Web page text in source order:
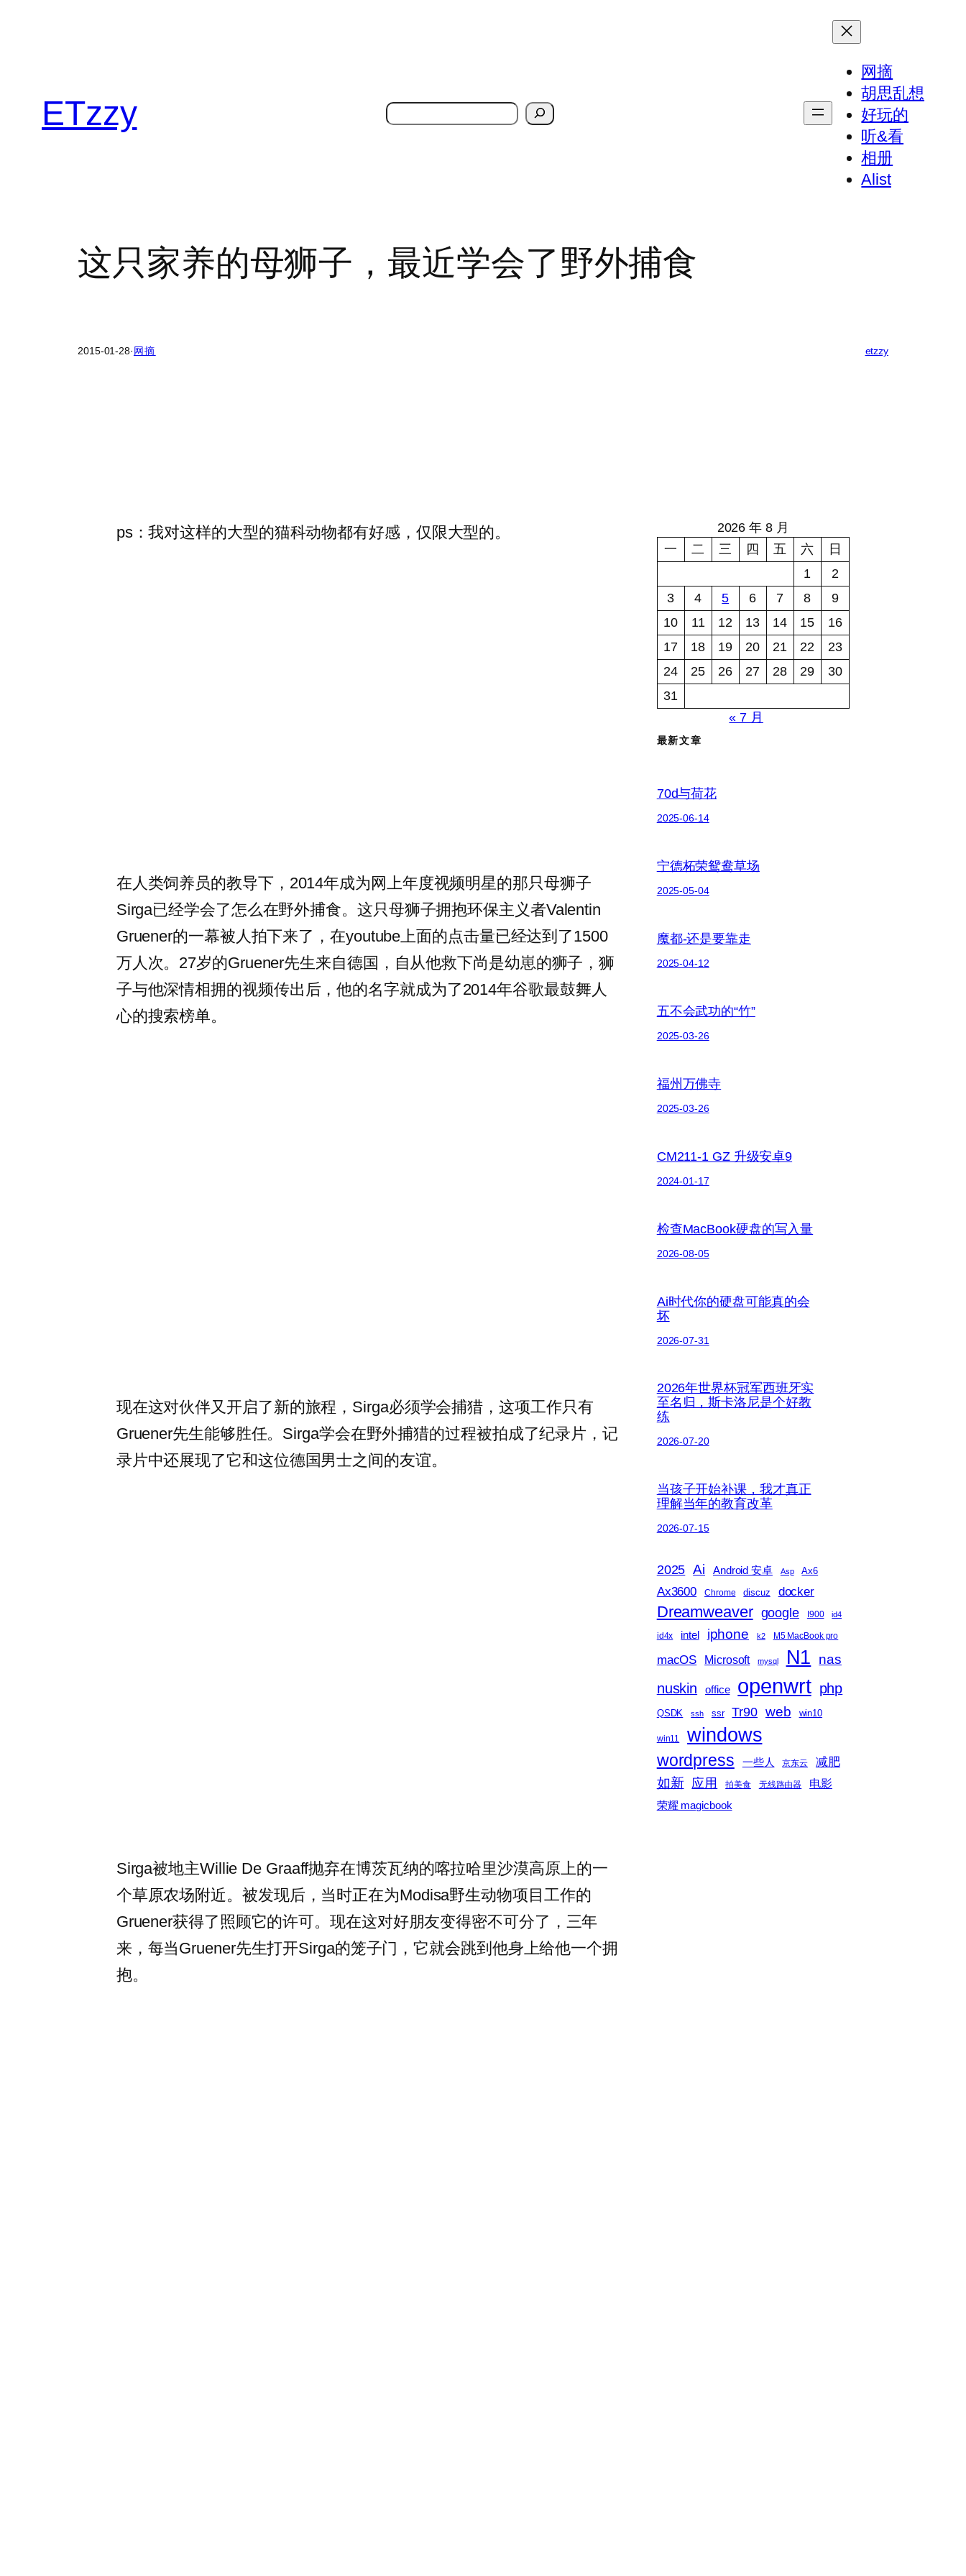
ETzzy
搜
网摘
胡思乱想
好玩的
听&看
相册
Alist
这只家养的母狮子，最近学会了野外捕食
2015-01-28·网摘 etzzy
ps：我对这样的大型的猫科动物都有好感，仅限大型的。
在人类饲养员的教导下，2014年成为网上年度视频明星的那只母狮子
Sirga已经学会了怎么在野外捕食。这只母狮子拥抱环保主义者Valentin
Gruener的一幕被人拍下来了，在youtube上面的点击量已经达到了1500
万人次。27岁的Gruener先生来自德国，自从他救下尚是幼崽的狮子，狮
子与他深情相拥的视频传出后，他的名字就成为了2014年谷歌最鼓舞人
心的搜索榜单。
现在这对伙伴又开启了新的旅程，Sirga必须学会捕猎，这项工作只有
Gruener先生能够胜任。Sirga学会在野外捕猎的过程被拍成了纪录片，记
录片中还展现了它和这位德国男士之间的友谊。
Sirga被地主Willie De Graaff抛弃在博茨瓦纳的喀拉哈里沙漠高原上的一
个草原农场附近。被发现后，当时正在为Modisa野生动物项目工作的
Gruener获得了照顾它的许可。现在这对好朋友变得密不可分了，三年
来，每当Gruener先生打开Sirga的笼子门，它就会跳到他身上给他一个拥
抱。
2026 年 8 月
一
二 三 四 五 六
日
1
2
3
4 5 6 7 8
9
10
11 12 13 14 15
16
17
18 19 20 21 22
23
24
25 26 27 28 29
30
31
« 7 月
最新文章
70d与荷花
2025-06-14
宁德柘荣鸳鸯草场
2025-05-04
魔都-还是要靠走
2025-04-12
五不会武功的“竹”
2025-03-26
福州万佛寺
2025-03-26
CM211-1 GZ 升级安卓9
2024-01-17
检查MacBook硬盘的写入量
2026-08-05
Ai时代你的硬盘可能真的会
坏
2026-07-31
2026年世界杯冠军西班牙实
至名归，斯卡洛尼是个好教
练
2026-07-20
当孩子开始补课，我才真正
理解当年的教育改革
2026-07-15
2025 Ai Android 安卓 Asp Ax6
Ax3600 Chrome discuz docker
Dreamweaver google I900 id4
id4x intel iphone k2 M5 MacBook pro
macOS Microsoft mysql N1 nas
nuskin
office openwrt php
QSDK ssh ssr Tr90 web win10
win11 windows
wordpress 一些人 京东云 减肥
如新 应用 拍美食 无线路由器 电影
荣耀 magicbook